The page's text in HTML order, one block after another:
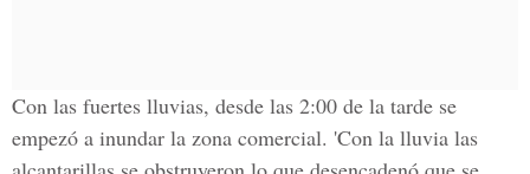
Con las fuertes lluvias, desde las 2:00 de la tarde se
empezó a inundar la zona comercial. 'Con la lluvia las